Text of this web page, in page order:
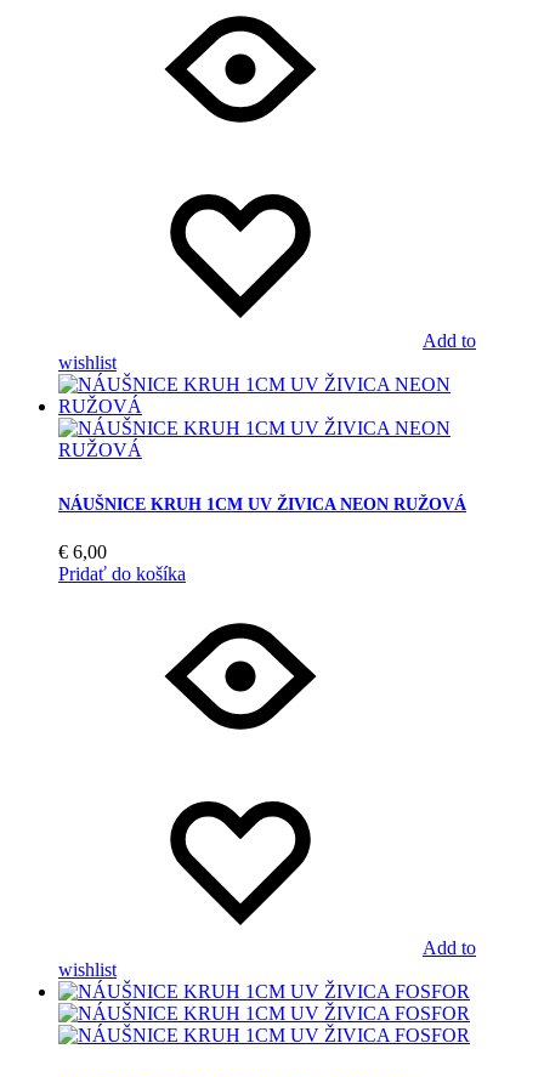
Add to
wishlist
NÁUŠNICE KRUH 1CM UV ŽIVICA NEON RUŽOVÁ
€ 6,00
Pridať do košíka
Add to
wishlist